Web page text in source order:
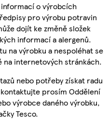
o výrobcích
pro výrobu potravin
dojít ke změně složek
informací a alergenů.
na výrobku a nespoléhat se
na internetových stránkách.
nebo potřeby získat radu
prosím Oddělení
výrobce daného výrobku,
Tesco.